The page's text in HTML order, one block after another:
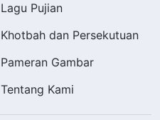
Lagu Pujian
Khotbah dan Persekutuan
Pameran Gambar
Tentang Kami